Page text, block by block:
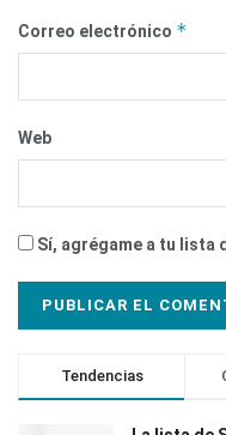
Correo electrónico *
Web
Sí, agrégame a tu lista
Tendencias